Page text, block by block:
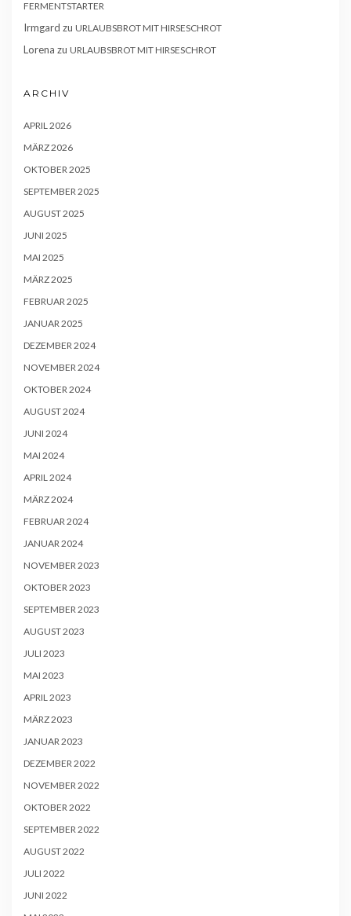
FERMENTSTARTER
Irmgard zu URLAUBSBROT MIT HIRSESCHROT
Lorena zu URLAUBSBROT MIT HIRSESCHROT
ARCHIV
APRIL 2026
MÄRZ 2026
OKTOBER 2025
SEPTEMBER 2025
AUGUST 2025
JUNI 2025
MAI 2025
MÄRZ 2025
FEBRUAR 2025
JANUAR 2025
DEZEMBER 2024
NOVEMBER 2024
OKTOBER 2024
AUGUST 2024
JUNI 2024
MAI 2024
APRIL 2024
MÄRZ 2024
FEBRUAR 2024
JANUAR 2024
NOVEMBER 2023
OKTOBER 2023
SEPTEMBER 2023
AUGUST 2023
JULI 2023
MAI 2023
APRIL 2023
MÄRZ 2023
JANUAR 2023
DEZEMBER 2022
NOVEMBER 2022
OKTOBER 2022
SEPTEMBER 2022
AUGUST 2022
JULI 2022
JUNI 2022